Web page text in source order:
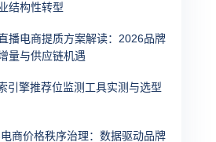
结构性转型
播电商提质方案解读：2026品牌
量与供应链机遇
引擎推荐位监测工具实测与选型
商价格秩序治理：数据驱动品牌